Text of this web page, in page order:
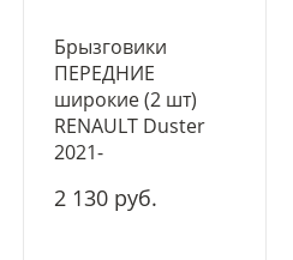
Брызговики
ПЕРЕДНИЕ
широкие (2 шт)
RENAULT Duster
2021-
2 130 руб.